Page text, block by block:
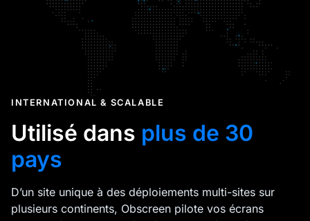
INTERNATIONAL & SCALABLE
Utilisé dans plus de 30
pays
D’un site unique à des déploiements multi-sites sur
plusieurs continents, Obscreen pilote vos écrans